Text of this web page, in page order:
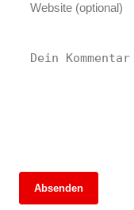
Absenden
13. Juni 2026